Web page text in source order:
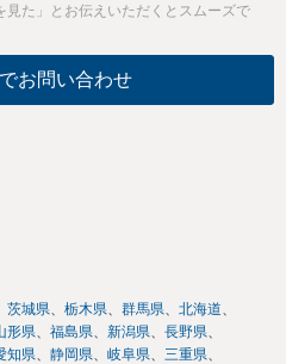
た」とお伝えいただくとスムーズで
お問い合わせ
茨城県 栃木県 群馬県
北海道
形県 福島県 新潟県
長野県
知県 静岡県 岐阜県
三重県